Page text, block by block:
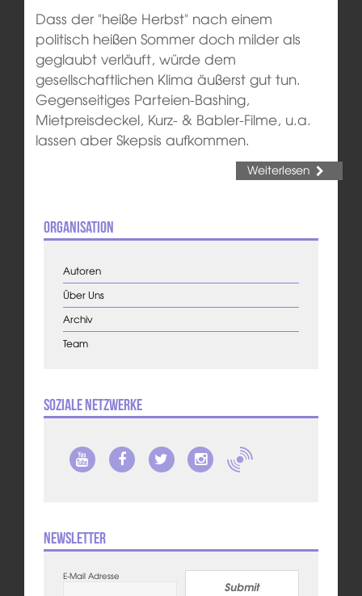
Dass der "heiße Herbst" nach einem
politisch heißen Sommer doch milder als
geglaubt verläuft, würde dem
gesellschaftlichen Klima äußerst gut tun.
Gegenseitiges Parteien-Bashing,
Mietpreisdeckel, Kurz- & Babler-Filme, u.a.
lassen aber Skepsis aufkommen.
Weiterlesen
Organisation
Autoren
Über Uns
Archiv
Team
Soziale Netzwerke
Newsletter
E-Mail Adresse
Submit